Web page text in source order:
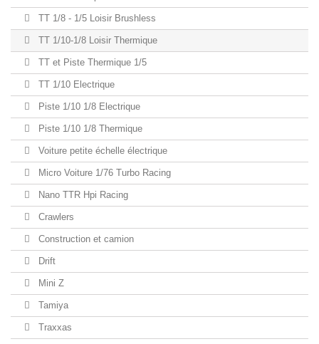
TT 1/8 - 1/5 Loisir Brushless
TT 1/10-1/8 Loisir Thermique
TT et Piste Thermique 1/5
TT 1/10 Electrique
Piste 1/10 1/8 Electrique
Piste 1/10 1/8 Thermique
Voiture petite échelle électrique
Micro Voiture 1/76 Turbo Racing
Nano TTR Hpi Racing
Crawlers
Construction et camion
Drift
Mini Z
Tamiya
Traxxas